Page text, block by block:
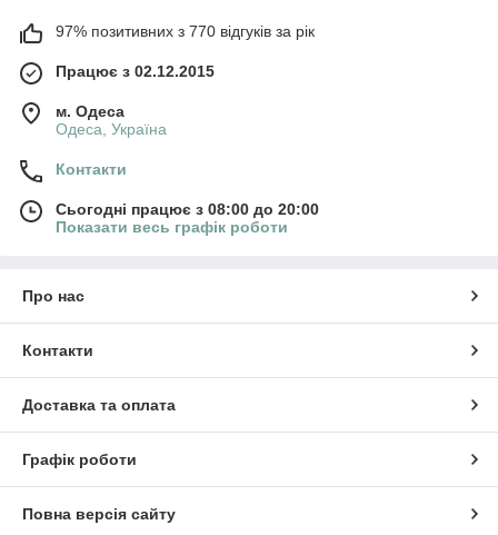
97% позитивних з 770 відгуків за рік
Працює з 02.12.2015
м. Одеса
Одеса, Україна
Контакти
Сьогодні працює з 08:00 до 20:00
Показати весь графік роботи
Про нас
Контакти
Доставка та оплата
Графік роботи
Повна версія сайту